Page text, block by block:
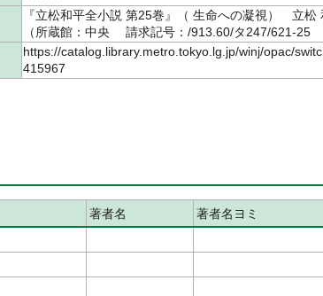
『立松和平全小説 第25巻』（ 生命への凝視）
（所蔵館：中央 請求記号：/913.60/タ247/621-25
https://catalog.library.metro.tokyo.lg.jp/winj/opac/
415967
著者名 著者名ヨミ